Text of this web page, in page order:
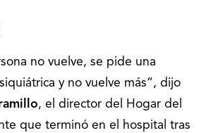
no vuelve, se pide una
y no vuelve más”, dijo
, el director del Hogar del
que terminó en el hospital tras